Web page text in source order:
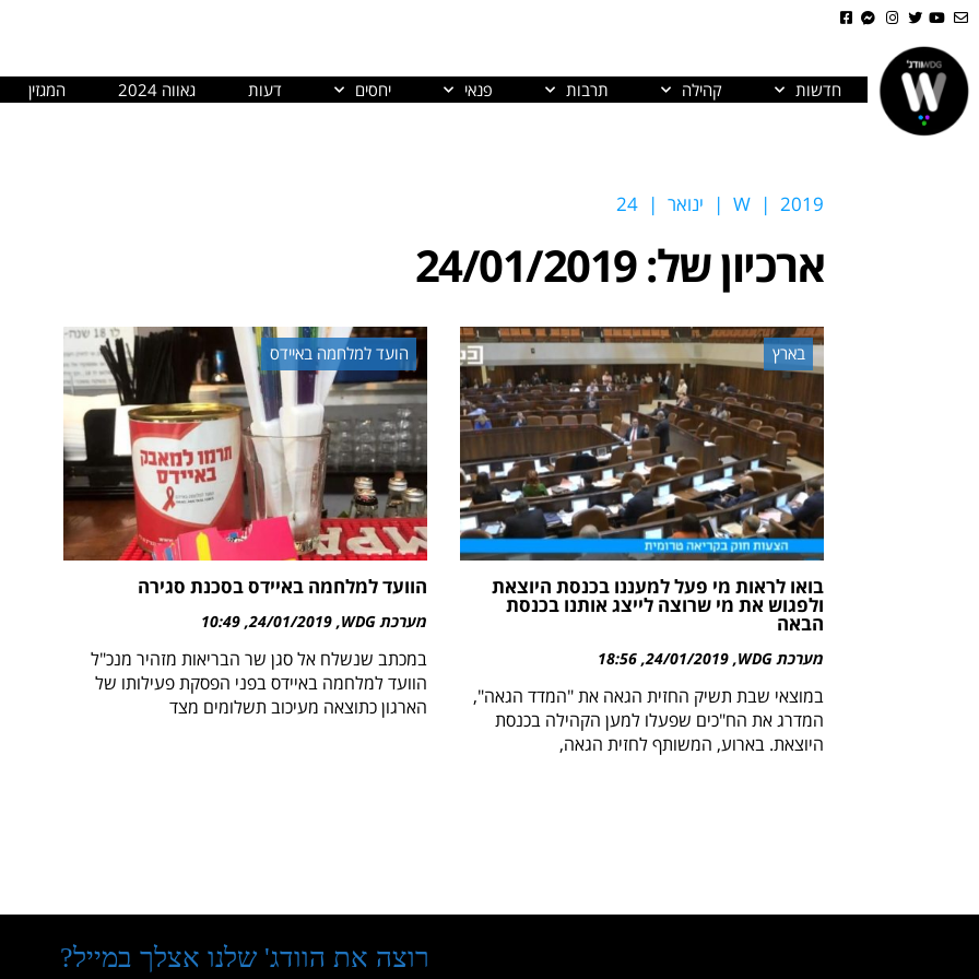
חדשות קהילה תרבות פנאי יחסים דעות גאווה 2024 המגזין
W | 2019
| ינואר |
24
ארכיון של:24/01/2019
בארץ
בואו לראות מי פעל למעננו בכנסת היוצאת
ולפגוש את מי שרוצה לייצג אותנו בכנסת
הבאה
מערכת WDG 24/01/2019
18:56
במוצאי שבת תשיק החזית הגאה את "המדד הגאה",
המדרג את הח"כים שפעלו למען הקהילה בכנסת
היוצאת. בארוע, המשותף לחזית הגאה,
הועד למלחמה באיידס
הוועד למלחמה באיידס בסכנת סגירה
מערכת WDG 24/01/2019
10:49
במכתב שנשלח אל סגן שר הבריאות מזהיר מנכ"ל
הוועד למלחמה באיידס בפני הפסקת פעילותו של
הארגון כתוצאה מעיכוב תשלומים מצד